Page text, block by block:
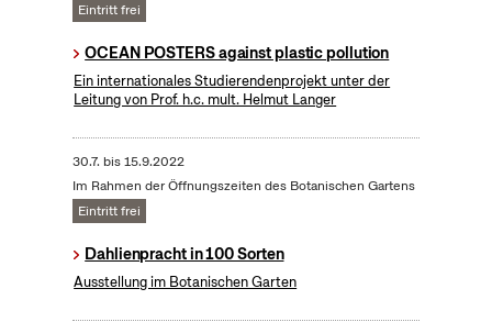
Eintritt frei
OCEAN POSTERS against plastic pollution
Ein internationales Studierendenprojekt unter der
Leitung von Prof. h.c. mult. Helmut Langer
30.7. bis15.9.2022
Im Rahmen der Öffnungszeiten des Botanischen Gartens
Eintritt frei
Dahlienpracht in 100 Sorten
Ausstellung im Botanischen Garten